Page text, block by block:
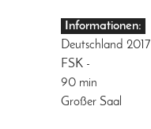
Informationen:
Deutschland 2017
FSK -
90 min
Großer Saal